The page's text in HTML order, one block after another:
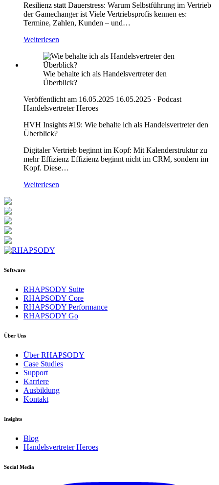
Resilienz statt Dauerstress: Warum Selbstführung im Vertrieb
der Gamechanger ist Viele Vertriebsprofis kennen es:
Termine, Zahlen, Kunden – und…
Weiterlesen
Wie behalte ich als Handelsvertreter den
Überblick?
Veröffentlicht am 16.05.2025 16.05.2025 · Podcast
Handelsvertreter Heroes
HVH Insights #19: Wie behalte ich als Handelsvertreter den
Überblick?
Digitaler Vertrieb beginnt im Kopf: Mit Kalenderstruktur zu
mehr Effizienz Effizienz beginnt nicht im CRM, sondern im
Kopf. Diese…
Weiterlesen
Software
RHAPSODY Suite
RHAPSODY Core
RHAPSODY Performance
RHAPSODY Go
Über Uns
Über RHAPSODY
Case Studies
Support
Karriere
Ausbildung
Kontakt
Insights
Blog
Handelsvertreter Heroes
Social Media